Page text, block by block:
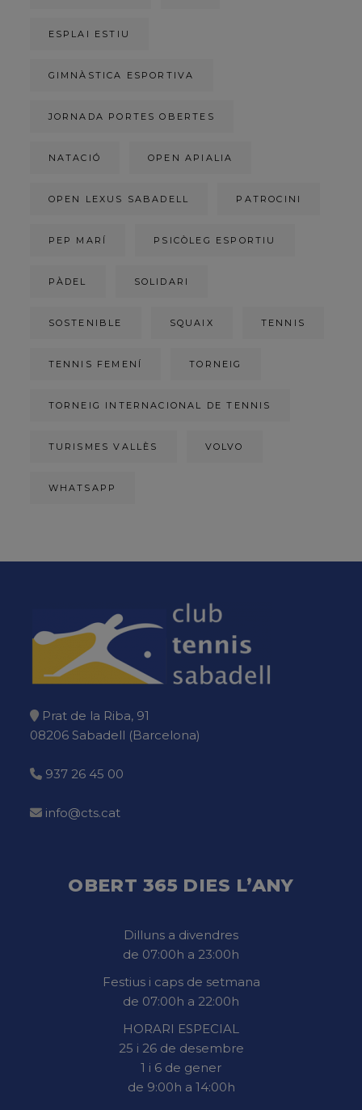
ESPLAI ESTIU
GIMNÀSTICA ESPORTIVA
JORNADA PORTES OBERTES
NATACIÓ OPEN APIALIA
OPEN LEXUS SABADELL PATROCINI
PEP MARÍ PSICÒLEG ESPORTIU
PÀDEL SOLIDARI
SOSTENIBLE SQUAIX TENNIS
TENNIS FEMENÍ TORNEIG
TORNEIG INTERNACIONAL DE TENNIS
TURISMES VALLÈS VOLVO
WHATSAPP
Prat de la Riba, 91
08206 Sabadell (Barcelona)
937 26 45 00
info@cts.cat
OBERT 365 DIES L’ANY
Dilluns a divendres
de 07:00h a 23:00h
Festius i caps de setmana
de 07:00h a 22:00h
HORARI ESPECIAL
25 i 26 de desembre
1 i 6 de gener
de 9:00h a 14:00h